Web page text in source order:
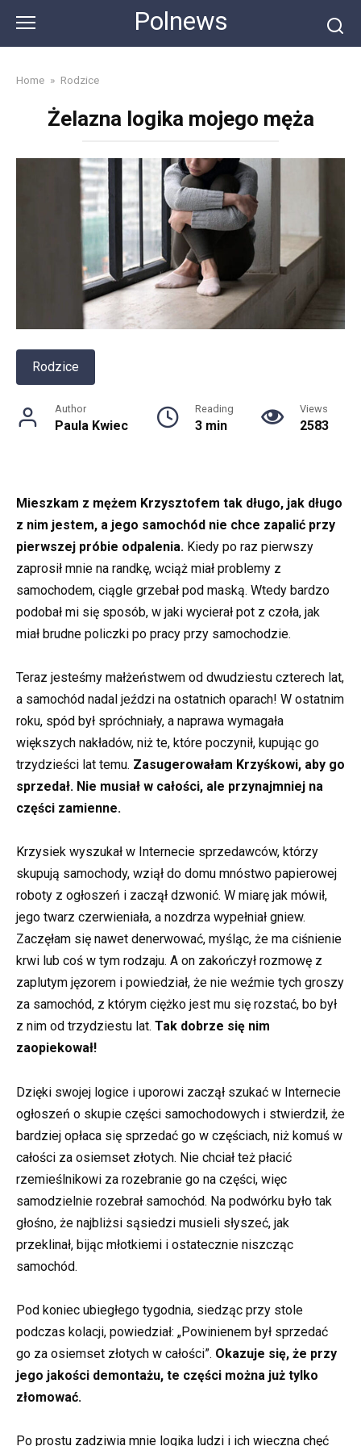
content
Polnews
Home » Rodzice
Żelazna logika mojego męża
Rodzice
Author
Paula Kwiec
Reading
3 min
Views
2583
Mieszkam z mężem Krzysztofem tak długo, jak długo
z nim jestem, a jego samochód nie chce zapalić przy
pierwszej próbie odpalenia. Kiedy po raz pierwszy
zaprosił mnie na randkę, wciąż miał problemy z
samochodem, ciągle grzebał pod maską. Wtedy bardzo
podobał mi się sposób, w jaki wycierał pot z czoła, jak
miał brudne policzki po pracy przy samochodzie.
Teraz jesteśmy małżeństwem od dwudziestu czterech lat,
a samochód nadal jeździ na ostatnich oparach! W ostatnim
roku, spód był spróchniały, a naprawa wymagała
większych nakładów, niż te, które poczynił, kupując go
trzydzieści lat temu. Zasugerowałam Krzyśkowi, aby go
sprzedał. Nie musiał w całości, ale przynajmniej na
części zamienne.
Krzysiek wyszukał w Internecie sprzedawców, którzy
skupują samochody, wziął do domu mnóstwo papierowej
roboty z ogłoszeń i zaczął dzwonić. W miarę jak mówił,
jego twarz czerwieniała, a nozdrza wypełniał gniew.
Zaczęłam się nawet denerwować, myśląc, że ma ciśnienie
krwi lub coś w tym rodzaju. A on zakończył rozmowę z
zaplutym jęzorem i powiedział, że nie weźmie tych groszy
za samochód, z którym ciężko jest mu się rozstać, bo był
z nim od trzydziestu lat. Tak dobrze się nim
zaopiekował!
Dzięki swojej logice i uporowi zaczął szukać w Internecie
ogłoszeń o skupie części samochodowych i stwierdził, że
bardziej opłaca się sprzedać go w częściach, niż komuś w
całości za osiemset złotych. Nie chciał też płacić
rzemieślnikowi za rozebranie go na części, więc
samodzielnie rozebrał samochód. Na podwórku było tak
głośno, że najbliżsi sąsiedzi musieli słyszeć, jak
przeklinał, bijąc młotkiemi i ostatecznie niszcząc
samochód.
Pod koniec ubiegłego tygodnia, siedząc przy stole
podczas kolacji, powiedział: „Powinienem był sprzedać
go za osiemset złotych w całości”. Okazuje się, że przy
jego jakości demontażu, te części można już tylko
złomować.
Po prostu zadziwia mnie logika ludzi i ich wieczna chęć